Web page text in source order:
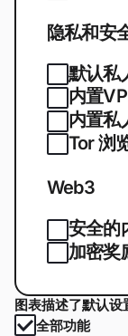
隐私和安
默认私
内置
内置私
Tor 浏
Web3
安全的
加密奖
图表描述了默认设
全部功能